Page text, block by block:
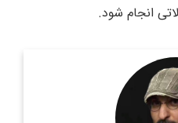
انجام شود.
روزنامه نگاری سیاسی و عضو
ایرانی.